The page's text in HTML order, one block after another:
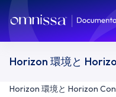
Horizon 環境と
Horizon 環境と Horizon